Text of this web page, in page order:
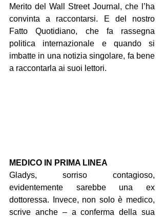
Merito del Wall Street Journal, che l’ha
convinta a raccontarsi. E del nostro
Fatto Quotidiano, che fa rassegna
politica internazionale e quando si
imbatte in una notizia singolare, fa bene
a raccontarla ai suoi lettori.
MEDICO IN PRIMA LINEA
Gladys, sorriso contagioso,
evidentemente sarebbe una ex
dottoressa. Invece, non solo è medico,
scrive anche – a conferma della sua